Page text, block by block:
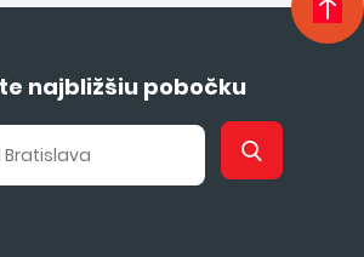
najbližšiu pobočku